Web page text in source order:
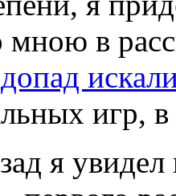
мною в
игр,
я